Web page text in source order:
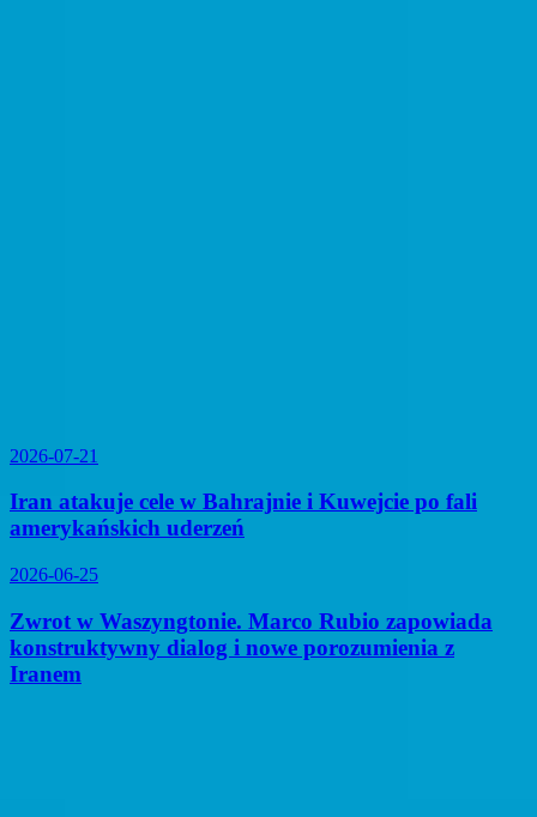
2026-07-21
Iran atakuje cele w Bahrajnie i Kuwejcie po fali
amerykańskich uderzeń
2026-06-25
Zwrot w Waszyngtonie. Marco Rubio zapowiada
konstruktywny dialog i nowe porozumienia z
Iranem